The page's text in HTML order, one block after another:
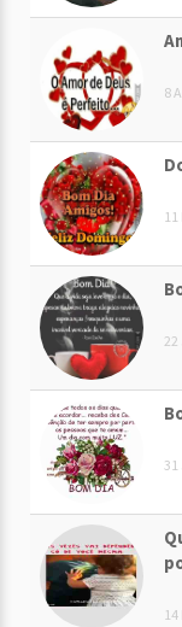
8
11
31
14